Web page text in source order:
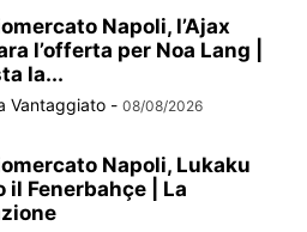
Napoli, l’Ajax
l’offerta per Noa Lang |
la...
Vantaggiato - 08/08/2026
Napoli, Lukaku
il Fenerbahçe | La